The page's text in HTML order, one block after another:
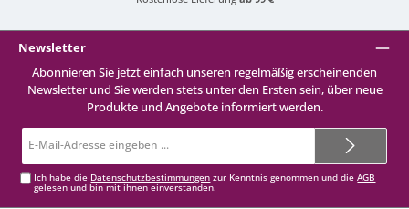
Newsletter
Abonnieren Sie jetzt einfach unseren regelmäßig erscheinenden
Newsletter und Sie werden stets unter den Ersten sein, über neue
Produkte und Angebote informiert werden.
Mail-
Ich habe die Datenschutzbestimmungen zur Kenntnis genommen und dieAGB
gelesen und bin mit ihnen einverstanden.